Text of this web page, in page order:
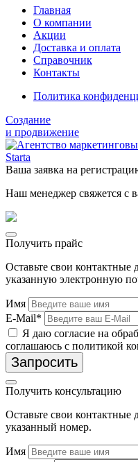
Главная
О компании
Акции
Доставка и оплата
Справочник
Контакты
Политика
Создание
и продвижение
Ваша заявка на
Наш менеджер свяжется с
Получить прайс
Оставьте свои
указанную электронную
Имя
E-Mail*
Я даю согласие на
соглашаюсь с политикой
Запросить
Получить консультацию
Оставьте свои
указанный номер.
Имя